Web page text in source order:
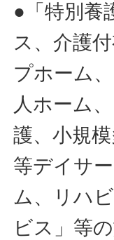
●「特別養
ス、介護
プホーム
人ホーム
護、小規
等デイサ
ム、リハ
ビス」等